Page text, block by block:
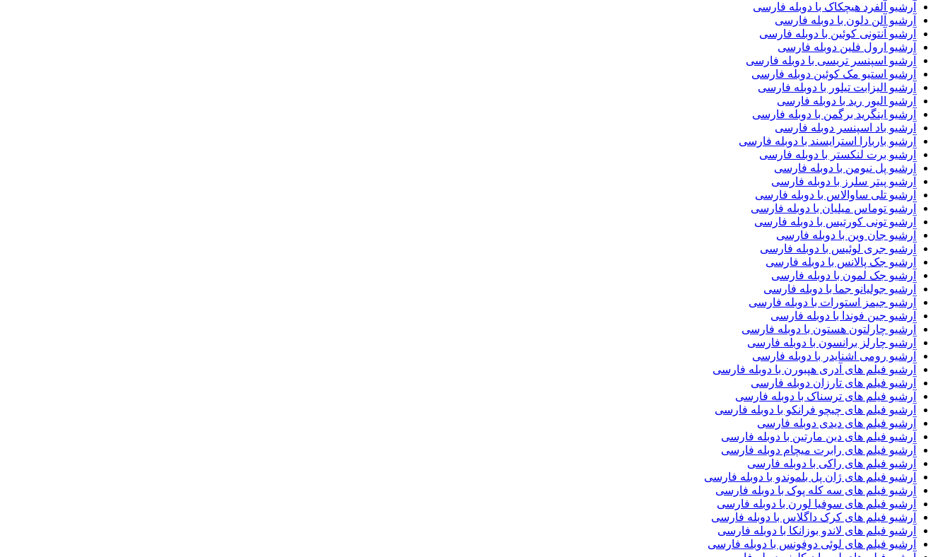
آرشیو آلفرد هیچکاک با دوبله فارسی
آرشیو آلن دلون با دوبله فارسی
آرشیو آنتونی کوئین با دوبله فارسی
آرشیو ارول فلین دوبله فارسی
آرشیو اسپنسر تریسی با دوبله فارسی
آرشیو استیو مک کوئین دوبله فارسی
آرشیو الیزابت تیلور با دوبله فارسی
آرشیو الیور رید با دوبله فارسی
آرشیو اینگرید برگمن با دوبله فارسی
آرشیو باد اسپنسر دوبله فارسی
آرشیو باربارا استرایسند با دوبله فارسی
آرشیو برت لنکستر با دوبله فارسی
آرشیو پل نیومن با دوبله فارسی
آرشیو پیتر سلرز با دوبله فارسی
آرشیو تلی ساوالاس با دوبله فارسی
آرشیو توماس میلیان با دوبله فارسی
آرشیو تونی کورتیس با دوبله فارسی
آرشیو جان وین با دوبله فارسی
آرشیو جری لوئیس با دوبله فارسی
آرشیو جک پالانس با دوبله فارسی
آرشیو جک لمون با دوبله فارسی
آرشیو جولیانو جما با دوبله فارسی
آرشیو جیمز استورات با دوبله فارسی
آرشیو جین فوندا با دوبله فارسی
آرشیو چارلتون هستون با دوبله فارسی
آرشیو چارلز برانسون با دوبله فارسی
آرشیو رومی اشنایدر با دوبله فارسی
آرشیو فیلم های آدری هپبورن با دوبله فارسی
آرشیو فیلم های تارزان دوبله فارسی
آرشیو فیلم های ترسناک با دوبله فارسی
آرشیو فیلم های چیچو فرانکو با دوبله فارسی
آرشیو فیلم های دیدی دوبله فارسی
آرشیو فیلم های دین مارتین با دوبله فارسی
آرشیو فیلم های رابرت میچام دوبله فارسی
آرشیو فیلم های راکی با دوبله فارسی
آرشیو فیلم های ژان پل بلموندو با دوبله فارسی
آرشیو فیلم های سه کله پوک با دوبله فارسی
آرشیو فیلم های سوفیا لورن با دوبله فارسی
آرشیو فیلم های کرک داگلاس با دوبله فارسی
آرشیو فیلم های لاندو بوزانکا با دوبله فارسی
آرشیو فیلم های لوئی دوفونس با دوبله فارسی